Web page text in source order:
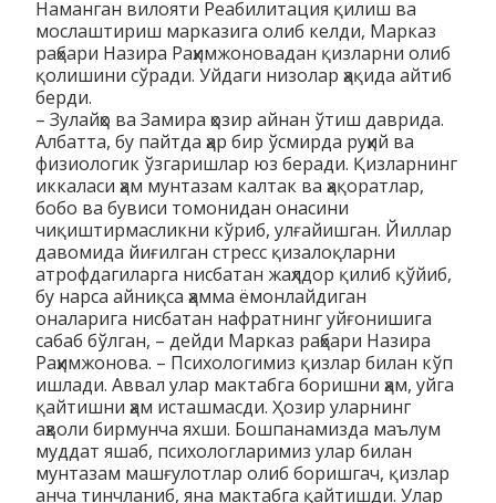
Наманган вилояти Реабилитация қилиш ва
мослаштириш марказига олиб келди, Марказ
раҳбари Назира Раҳимжоновадан қизларни олиб
қолишини сўради. Уйдаги низолар ҳақида айтиб
берди.
– Зулайҳо ва Замира ҳозир айнан ўтиш даврида.
Албатта, бу пайтда ҳар бир ўсмирда руҳий ва
физиологик ўзгаришлар юз беради. Қизларнинг
иккаласи ҳам мунтазам калтак ва ҳақоратлар,
бобо ва бувиси томонидан онасини
чиқиштирмасликни кўриб, улғайишган. Йиллар
давомида йиғилган стресс қизалоқларни
атрофдагиларга нисбатан жаҳлдор қилиб қўйиб,
бу нарса айниқса ҳамма ёмонлайдиган
оналарига нисбатан нафратнинг уйғонишига
сабаб бўлган, – дейди Марказ раҳбари Назира
Раҳимжонова. – Психологимиз қизлар билан кўп
ишлади. Аввал улар мактабга боришни ҳам, уйга
қайтишни ҳам исташмасди. Ҳозир уларнинг
аҳволи бирмунча яхши. Бошпанамизда маълум
муддат яшаб, психологларимиз улар билан
мунтазам машғулотлар олиб боришгач, қизлар
анча тинчланиб, яна мактабга қайтишди. Улар